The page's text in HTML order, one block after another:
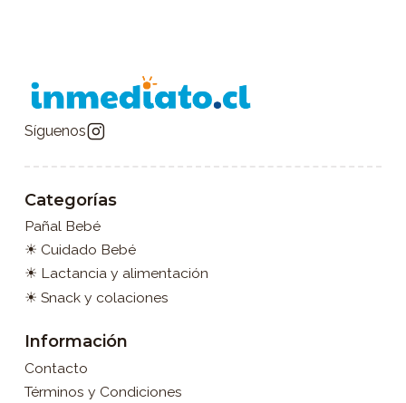
Síguenos
Categorías
Pañal Bebé
☀ Cuidado Bebé
☀ Lactancia y alimentación
☀ Snack y colaciones
Información
Contacto
Términos y Condiciones